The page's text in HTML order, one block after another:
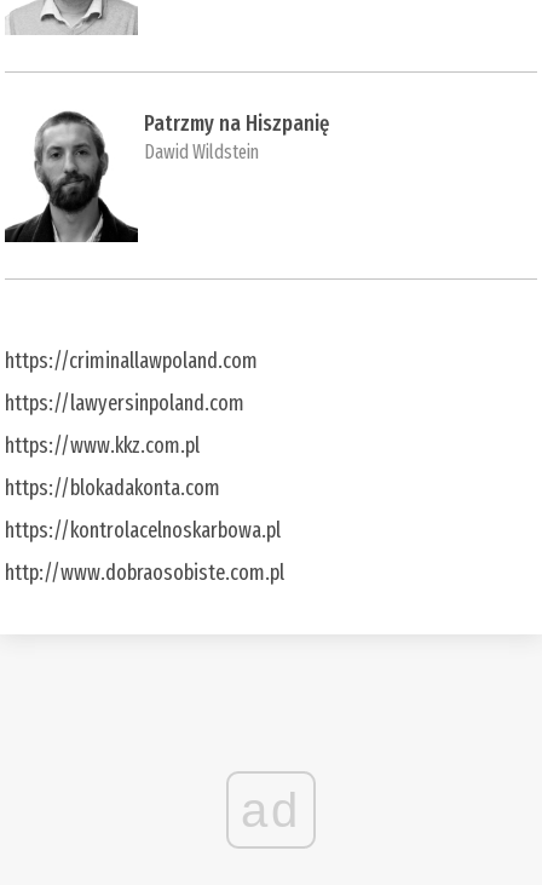
Patrzmy na Hiszpanię
Dawid Wildstein
https://criminallawpoland.com
https://lawyersinpoland.com
https://www.kkz.com.pl
https://blokadakonta.com
https://kontrolacelnoskarbowa.pl
http://www.dobraosobiste.com.pl
ad